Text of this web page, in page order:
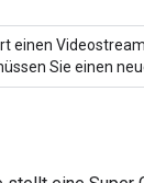
einen
Sie einen